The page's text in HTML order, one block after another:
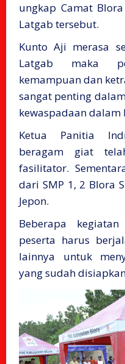
ungkap Camat
Latgab tersebut.
Kunto Aji merasa
Latgab maka
kemampuan dan
sangat penting
kewaspadaan dalam
Ketua Panitia
beragam giat
fasilitator.
dari SMP 1, 2 Blora
Jepon.
Beberapa
peserta harus
lainnya untuk
yang sudah